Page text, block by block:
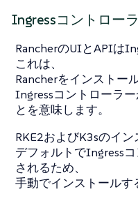
Ingressコントロー
RancherのUIとAPIは
これは、
Rancherをインストー
Ingressコントローラ
とを意味します。
RKE2およびK3sのイン
デフォルトでIngress
されるため、
手動でインストールす